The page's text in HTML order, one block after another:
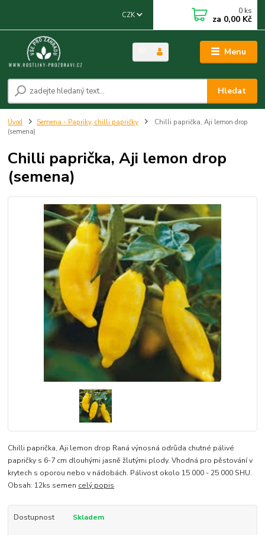
Menu
CZK
Hledat
0 ks
za 0,00 Kč
Úvod Semena - Papriky, chilli papričky
Chilli paprička, Aji lemon drop
(semena)
Chilli paprička, Aji lemon drop
(semena)
Chilli paprička, Aji lemon drop Raná výnosná odrůda chutné pálivé
papričky s 6-7 cm dlouhými jasně žlutými plody. Vhodná pro pěstování v
krytech s oporou nebo v nádobách. Pálivost okolo 15 000 - 25 000 SHU.
Obsah: 12ks semen celý popis
Dostupnost Skladem